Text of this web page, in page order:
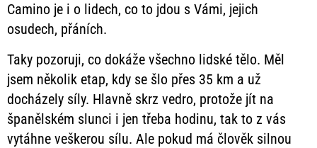
Camino je i o lidech, co to jdou s Vámi, jejich
osudech, přáních.
Taky pozoruji, co dokáže všechno lidské tělo. Měl
jsem několik etap, kdy se šlo přes 35 km a už
docházely síly. Hlavně skrz vedro, protože jít na
španělském slunci i jen třeba hodinu, tak to z vás
vytáhne veškerou sílu. Ale pokud má člověk silnou